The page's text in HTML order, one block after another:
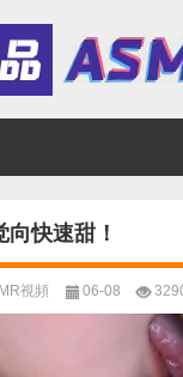
快速甜！
視頻 06-08